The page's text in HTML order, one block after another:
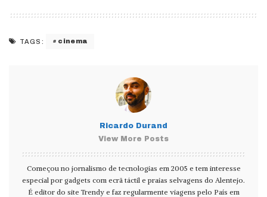
TAGS: cinema
Ricardo Durand
View More Posts
Começou no jornalismo de tecnologias em 2005 e tem interesse
especial por gadgets com ecrã táctil e praias selvagens do Alentejo.
É editor do site Trendy e faz regularmente viagens pelo País em